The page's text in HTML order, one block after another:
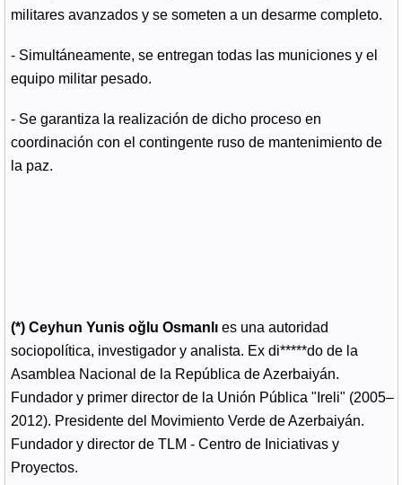
militares avanzados y se someten a un desarme completo.
- Simultáneamente, se entregan todas las municiones y el
equipo militar pesado.
- Se garantiza la realización de dicho proceso en
coordinación con el contingente ruso de mantenimiento de
la paz.
(*) Ceyhun Yunis oğlu Osmanlıes una autoridad
sociopolítica, investigador y analista. Ex di*****do de la
Asamblea Nacional de la República de Azerbaiyán.
Fundador y primer director de la Unión Pública "Ireli" (2005–
2012). Presidente del Movimiento Verde de Azerbaiyán.
Fundador y director de TLM - Centro de Iniciativas y
Proyectos.